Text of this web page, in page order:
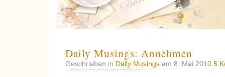
Daily Musings: Annehmen
Geschrieben in Daily Musings am 8. Mai 2010 5